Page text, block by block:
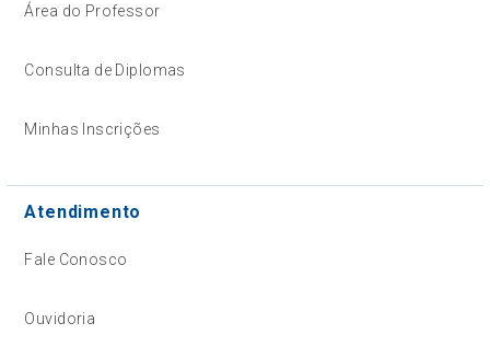
Área do Professor
Consulta de Diplomas
Minhas Inscrições
Atendimento
Fale Conosco
Ouvidoria